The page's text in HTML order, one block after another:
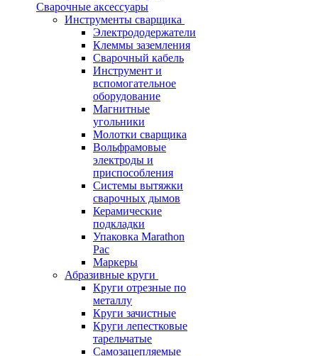
Сварочные аксессуары
Инструменты сварщика
Электрододержатели
Клеммы заземления
Сварочный кабель
Инструмент и
вспомогательное
оборудование
Магнитные
угольники
Молотки сварщика
Вольфрамовые
электроды и
приспособления
Системы вытяжки
сварочных дымов
Керамические
подкладки
Упаковка Marathon
Pac
Маркеры
Абразивные круги
Круги отрезные по
металлу
Круги зачистные
Круги лепестковые
тарельчатые
Самозацепляемые